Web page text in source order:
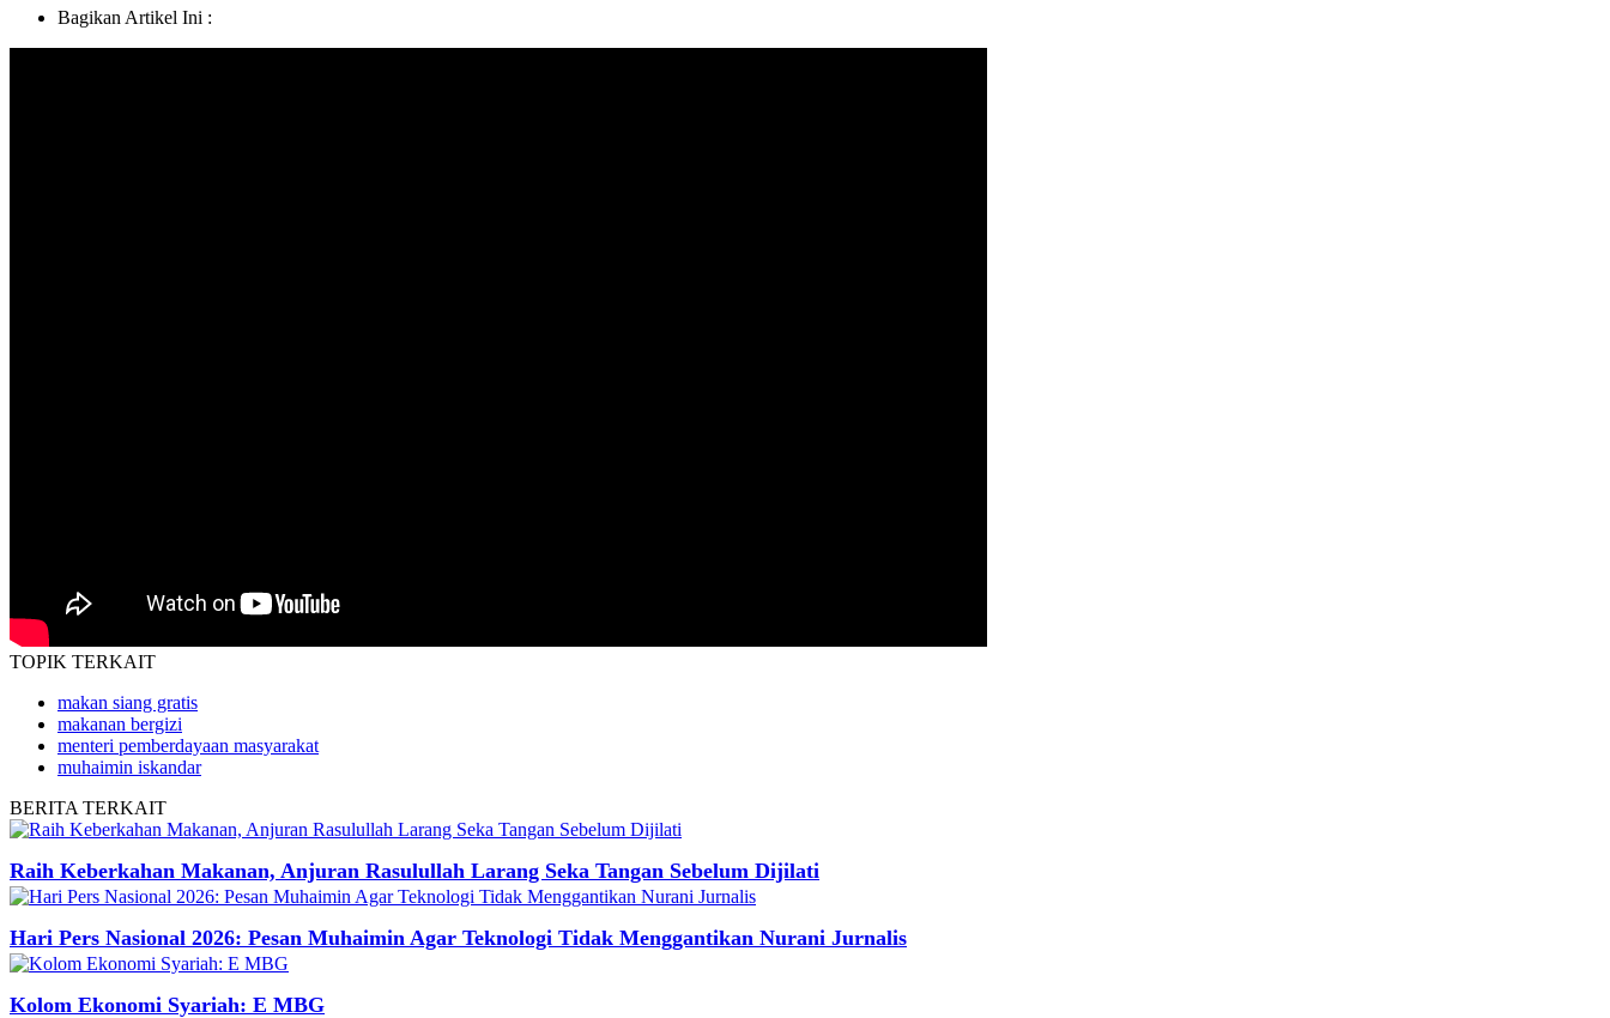
Bagikan Artikel Ini :
TOPIK TERKAIT
makan siang gratis
makanan bergizi
menteri pemberdayaan masyarakat
muhaimin iskandar
BERITA TERKAIT
Raih Keberkahan Makanan, Anjuran Rasulullah Larang Seka Tangan Sebelum Dijilati
Hari Pers Nasional 2026: Pesan Muhaimin Agar Teknologi Tidak Menggantikan Nurani Jurnalis
Kolom Ekonomi Syariah: E MBG